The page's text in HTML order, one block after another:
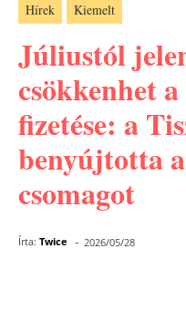
Hírek Kiemelt
Júliustól
csökkenhet
fizetése: a
benyújtotta
csomagot
Írta: Twice - 2026/05/28